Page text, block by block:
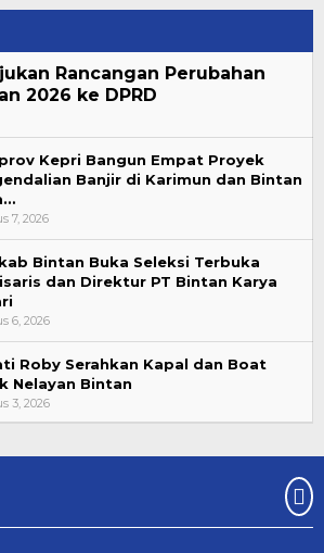
Rancangan Perubahan
2026 ke DPRD
Kepri Bangun Empat Proyek
Banjir di Karimun dan Bintan
7, 2026
Bintan Buka Seleksi Terbuka
dan Direktur PT Bintan Karya
6, 2026
Roby Serahkan Kapal dan Boat
Nelayan Bintan
3, 2026